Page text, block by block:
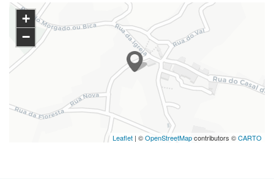
+
−
Leaflet | ©OpenStreetMapcontributors ©CARTO